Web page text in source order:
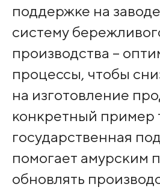
поддержке на
систему
производства –
процессы, чтобы
на изготовление
конкретный пример
государственная
помогает амурским
обновлять